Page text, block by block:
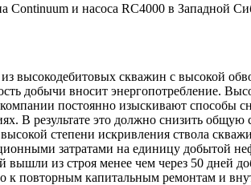
Continuum и насоса RC4000 в Западной
высокодебитовых скважин с высокой
добычи вносит энергопотребление.
постоянно изыскивают способы
В результате это должно снизить
степени искривления ствола
затратами на единицу добытой
вышли из строя менее чем через 50 дней
к повторным капитальным ремонтам и